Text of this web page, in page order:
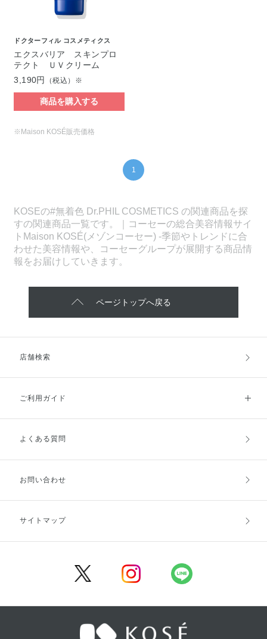
ドクターフィル コスメティクス
エクスバリア スキンプロ
テクト ＵＶクリーム
3,190円
（税込）※
商品を購入する
※Maison KOSÉ販売価格
1
KOSEの#無着色 Dr.PHIL COSMETICS の関連商品を探
すの関連商品一覧です。｜コーセーの総合美容情報サイ
トMaison KOSÉ(メゾンコーセー) -季節やトレンドに合
わせた美容情報や、コーセーグループが展開する商品情
報をお届けしていきます。
ページトップへ戻る
店舗検索
ご利用ガイド
ご利用ガイドトップ
お支払方法
キャンセル・返品・交換
よくある質問
お問い合わせ
サイトマップ